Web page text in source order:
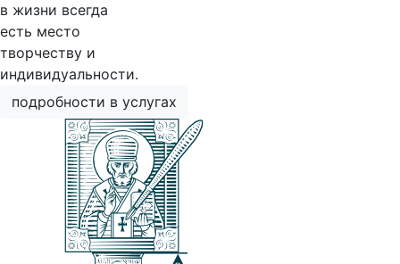
в жизни всегда
есть место
творчеству и
индивидуальности.
подробности в услугах